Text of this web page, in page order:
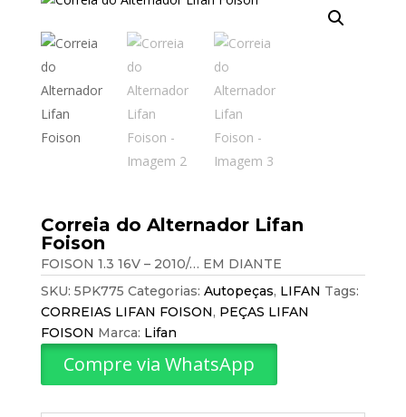
Correia do Alternador Lifan
Foison
FOISON 1.3 16V – 2010/… EM DIANTE
SKU: 5PK775 Categorias: Autopeças, LIFAN Tags:
CORREIAS LIFAN FOISON, PEÇAS LIFAN
FOISON Marca: Lifan
Compre via WhatsApp